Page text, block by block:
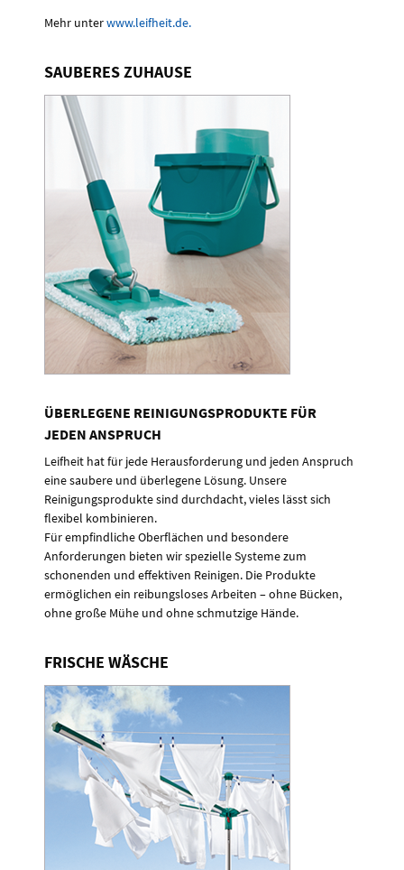
Mehr unterwww.leifheit.de.
SAUBERES ZUHAUSE
ÜBERLEGENE REINIGUNGSPRODUKTE FÜR
JEDEN ANSPRUCH
Leifheit hat für jede Herausforderung und jeden Anspruch
eine saubere und überlegene Lösung. Unsere
Reinigungsprodukte sind durchdacht, vieles lässt sich
flexibel kombinieren.
Für empfindliche Oberflächen und besondere
Anforderungen bieten wir spezielle Systeme zum
schonenden und effektiven Reinigen. Die Produkte
ermöglichen ein reibungsloses Arbeiten – ohne Bücken,
ohne große Mühe und ohne schmutzige Hände.
FRISCHE WÄSCHE